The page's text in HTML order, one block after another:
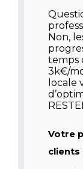
Non,
temps
3k€/
locale
Votre
clients